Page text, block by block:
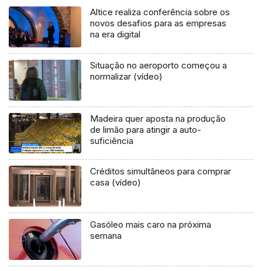
Altice realiza conferência sobre os
novos desafios para as empresas
na era digital
Situação no aeroporto começou a
normalizar (vídeo)
Madeira quer aposta na produção
de limão para atingir a auto-
suficiência
Créditos simultâneos para comprar
casa (vídeo)
Gasóleo mais caro na próxima
semana